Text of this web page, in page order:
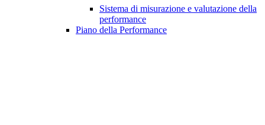
Sistema di misurazione e valutazione della
performance
Piano della Performance